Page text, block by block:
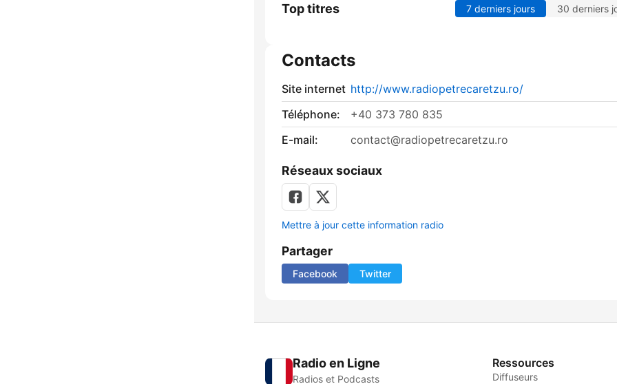
Top titres 7 derniers jours 30 derniers
Contacts
Site internet http://www.radiopetrecaretzu.ro/
Téléphone:
+40 373 780 835
E-mail:
contact@radiopetrecaretzu.ro
Réseaux sociaux
Mettre à jour cette information radio
Partager
Facebook Twitter
Radio en Ligne
Radios et Podcasts
Ressources
Diffuseurs